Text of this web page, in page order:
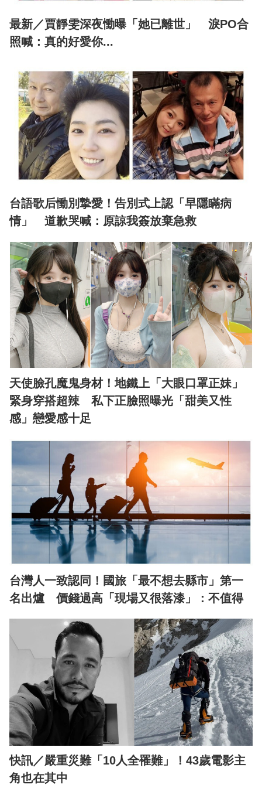
最新／賈靜雯深夜慟曝「她已離世」 淚PO合
照喊：真的好愛你...
台語歌后慟別摯愛！告別式上認「早隱瞞病
情」 道歉哭喊：原諒我簽放棄急救
天使臉孔魔鬼身材！地鐵上「大眼口罩正妹」
緊身穿搭超辣 私下正臉照曝光「甜美又性
感」戀愛感十足
台灣人一致認同！國旅「最不想去縣市」第一
名出爐 價錢過高「現場又很落漆」：不值得
快訊／嚴重災難「10人全罹難」！43歲電影主
角也在其中